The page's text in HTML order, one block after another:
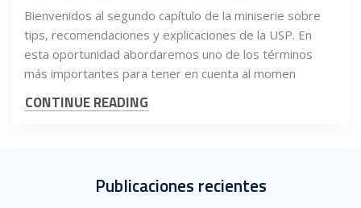
Bienvenidos al segundo capítulo de la miniserie sobre
tips, recomendaciones y explicaciones de la USP. En
esta oportunidad abordaremos uno de los términos
más importantes para tener en cuenta al momen
CONTINUE READING
Publicaciones recientes